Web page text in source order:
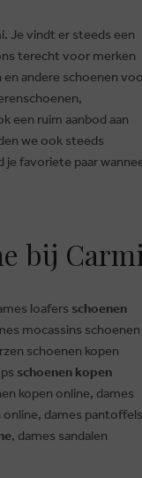
Je vindt er steeds een
terecht voor merken
andere schoenen
een ruim aanbod aan
we ook steeds
je favoriete paar
bij Carmi
loafers schoenen
mocassins schoenen
schoenen kopen
schoenen kopen
kopen online, dames
dames pantoffels
, dames sandalen